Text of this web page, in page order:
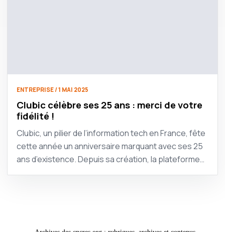
ENTREPRISE / 1 MAI 2025
Clubic célèbre ses 25 ans : merci de votre
fidélité !
Clubic, un pilier de l’information tech en France, fête
cette année un anniversaire marquant avec ses 25
ans d’existence. Depuis sa création, la plateforme…